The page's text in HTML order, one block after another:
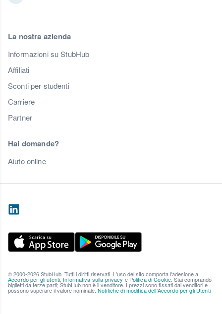
La nostra azienda
Informazioni su StubHub
Affiliati
Sconti per studenti
Carriere
Partner
Hai domande?
Aiuto online
© 2000-2026 StubHub. Tutti i diritti riservati. L'uso del sito comporta l'adesione a
Accordo per gli utenti Informativa sulla privacy e Politica di Cookie . Stai comprando
biglietti da terze parti; StubHub non è il venditore. I prezzi sono fissati dai venditori e
possono superare il valore nominale. Notifiche di modifica dell'Accordo per gli Utenti